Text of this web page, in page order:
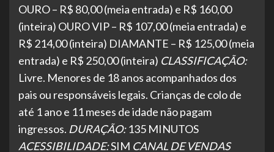
OURO – R$ 80,00 (meia entrada) e R$ 160,00
(inteira) OURO VIP – R$ 107,00 (meia entrada) e
R$ 214,00 (inteira) DIAMANTE – R$ 125,00 (meia
entrada) e R$ 250,00 (inteira) CLASSIFICAÇÃO:
Livre. Menores de 18 anos acompanhados dos
pais ou responsáveis legais. Crianças de colo de
até 1 ano e 11 meses de idade não pagam
ingressos. DURAÇÃO:135 MINUTOS
ACESSIBILIDADE:SIM CANAL DE VENDAS